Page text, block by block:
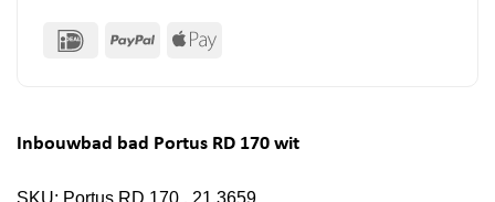
IDeal PayPal Apple
Inbouwbad bad Portus RD 170 wit
SKU: Portus RD 170 , 21.3659